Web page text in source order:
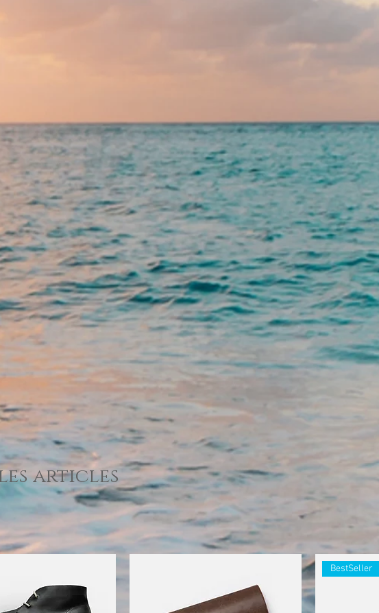
articles
BestSeller